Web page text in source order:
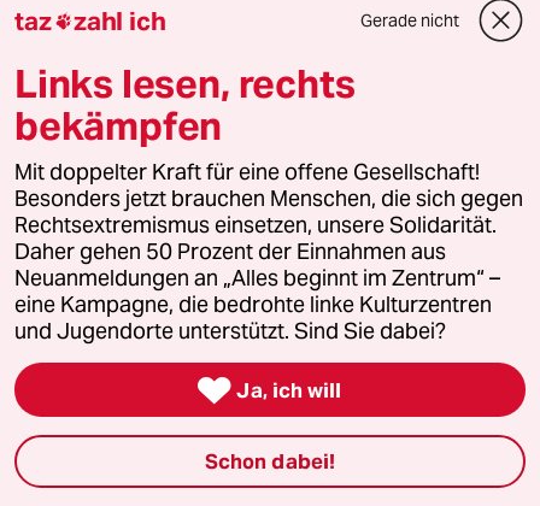
Newsletter
team zukunft
taz frisch
taz zahl ich
taz lab Infobrief
Veranstaltungen
Demnächst
taz zahl ich Gerade nicht
Links lesen, rechts
bekämpfen
Mit doppelter Kraft für eine offene Gesellschaft!
Besonders jetzt brauchen Menschen, die sich gegen
Rechtsextremismus einsetzen, unsere Solidarität.
Daher gehen 50 Prozent der Einnahmen aus
Neuanmeldungen an „Alles beginnt im Zentrum“ –
eine Kampagne, die bedrohte linke Kulturzentren
und Jugendorte unterstützt. Sind Sie dabei?
 Ja, ich will
Schon dabei!